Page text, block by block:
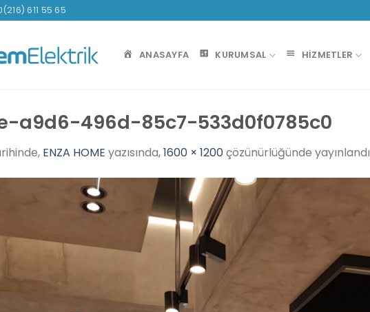
611 55 65
ANASAYFA KURUMSAL HIZMETLER
a9d6-496d-85c7-533d0f0785c0
ENZA HOME yazısında,1600 × 1200çözünürlüğünde yayınlandı